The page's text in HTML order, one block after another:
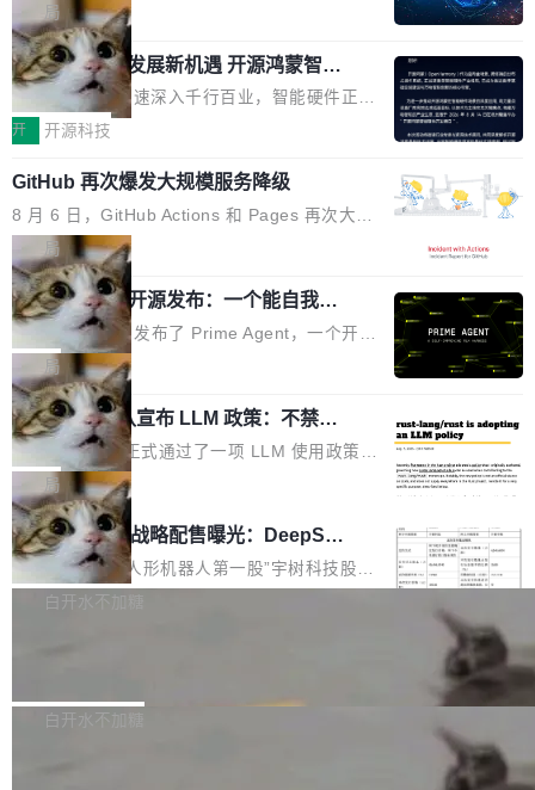
者最近的载体,在整个品牌营销层面的权重显著变
高了。全域营销服务商的竞争正在从规模转向深
度,案例厚度、全域覆盖、多线协同...
破的事实。 Jordan 随后补充了一句软化声明：
「我不认为这些会议上大部分论文都在过度宣传
或造假。问题是，作为读者，如果你筛选出那些
看起来最令人兴奋的论文，那它们大部分都是过
度宣传的。」 这才是真正的痛点。不是所有论文
都有问题，是最吸引眼球的那批论文最有问题。
他引用的帖子来自 Mathew Shen，一位 ICLR 2
026 的读者：「看了篇 ...
这句话不是来自某个技术博客，而是出自 Hieu
Pham 的一条推文。Hieu Pham 是谁？他是 xAI
的早期工程师之一，在 Grok 训练基础设施团队
工作过。近日他在 X 上发了一条帖子，列出了他
认为现代 AI 领域最重要的三个开源项目。 第一
理由很具体。FA 系列不需要解释，但 FA2 是他
认为最重要的一个——复杂度恰到好处，刚好能
驱动你去学 CuTe，但还没被那些"邪恶的" Hopp
er++ 优化所淹没，足够容易修改和适配。 更关
键的是 FA2 的持久性...
局
共商智能硬件发展新机遇 开源鸿蒙智能
硬件开发者日杭州站即将举行
随着万物智联加速深入千行百业，智能硬件正从
单点设备迈向智能化、网联化、协同化发展。作
鸿蒙通过统一技术底座和分布式能力，为不同类
型智能设备的开发、连接与互联提供关键支撑，
也为产业链企业探索产品创新与商业增长打开新
的空间。 8月14日，开源鸿蒙智能硬件开发者日
（OHDD：OpenHarmony Hardware Develope
r Day）将在杭州启航。活动面向智能硬件产业
链企业和开发者，邀请行业专家与资深技术顾
问，围绕开源鸿蒙技术能力、设备适配、芯片适
配、功耗与稳定性调优、兼容性测评及统一互联
等内容展开系统讲解和实战交流，帮助企业进一
步了解开源鸿蒙在智能...
开 开源科技
GitHub 再次爆发大规模服务降级
8 月 6 日，GitHub Actions 和 Pages 再次大规
模服务降级，Actions 完全不可用超过 5 小时，
webhook 停发，连自托管 runner 也因调度层故
障无法工作。Pages、Copilot code review、C
opilot coding agent 全部受影响。从检测到完全
恢复，大约 12 小时。 这是 2026 年 8 月的第六
起事故，其中四起与 AI/Copilot 服务相关。 Git
Hub 员工 kdaigle 在 HN 讨论中贴出了一组数
据：2025 年全年 10 亿次 commit。现在，每周
2.75 亿次，全年预计 140 亿次。GitHub...
局
Prime Agent 开源发布：一个能自我改
进的编程 Agent，ARC-AGI 3 超越人类
专家基线
Prime Intellect 发布了 Prime Agent，一个开源
的编程 Agent Harness，核心设计围绕两个抽
象：Recursive Language Model（RLM）和 C
ontinual Harness。在 ARC-AGI 3 基准测试
上，Prime Agent + Opus 5 的组合达到了 95.
5% RHAE Best@1，超过了 ARC 报告的人类专
家基线 95.4%。 不是又一个 coding agent 包装
器 Prime Agent 的架构和市面上大多数 coding
agent 有本质区别。大多数 agent harness 的设
计是基于早期模型的能力—...
局
Rust 项目团队宣布 LLM 政策：不禁
止，但你要承认哪些代码不是你写的
Rust 语言项目正式通过了一项 LLM 使用政策，
覆盖 rust-lang/rust 单一仓库的代码贡献。这不
是项目级别的官方立场，目前由五个团队采纳，
但它可能是主流开源项目中关于 AI 辅助贡献最
细致的一份规则。 政策的核心只有一句话：LLM
可以用来分析、提炼、审阅、建议，但不能用来
不得生成涉及安全性的关键变更，除非作者本身
局
宇树科技 IPO 战略配售曝光：DeepSe
ek 获配 93.3 万股，锁定 36 个月
8月6日晚间，“人形机器人第一股”宇树科技股份
有限公司披露IPO发行价格及战略配售结果，杭
36个月。 公告显示，本次宇树科技战略配售对
白开水不加糖
Bug fixes and enhancements 修复多次传递同
白开水不加糖